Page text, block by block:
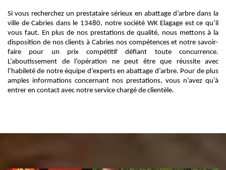
Si vous recherchez un prestataire sérieux en abattage d’arbre dans la
ville de Cabries dans le 13480, notre société WK Elagage est ce qu’il
vous faut. En plus de nos prestations de qualité, nous mettons à la
disposition de nos clients à Cabries nos compétences et notre savoir-
faire pour un prix compétitif défiant toute concurrence.
L’aboutissement de l’opération ne peut être que réussite avec
l’habileté de notre équipe d’experts en abattage d’arbre. Pour de plus
amples informations concernant nos prestations, vous n’avez qu’à
entrer en contact avec notre service chargé de clientèle.